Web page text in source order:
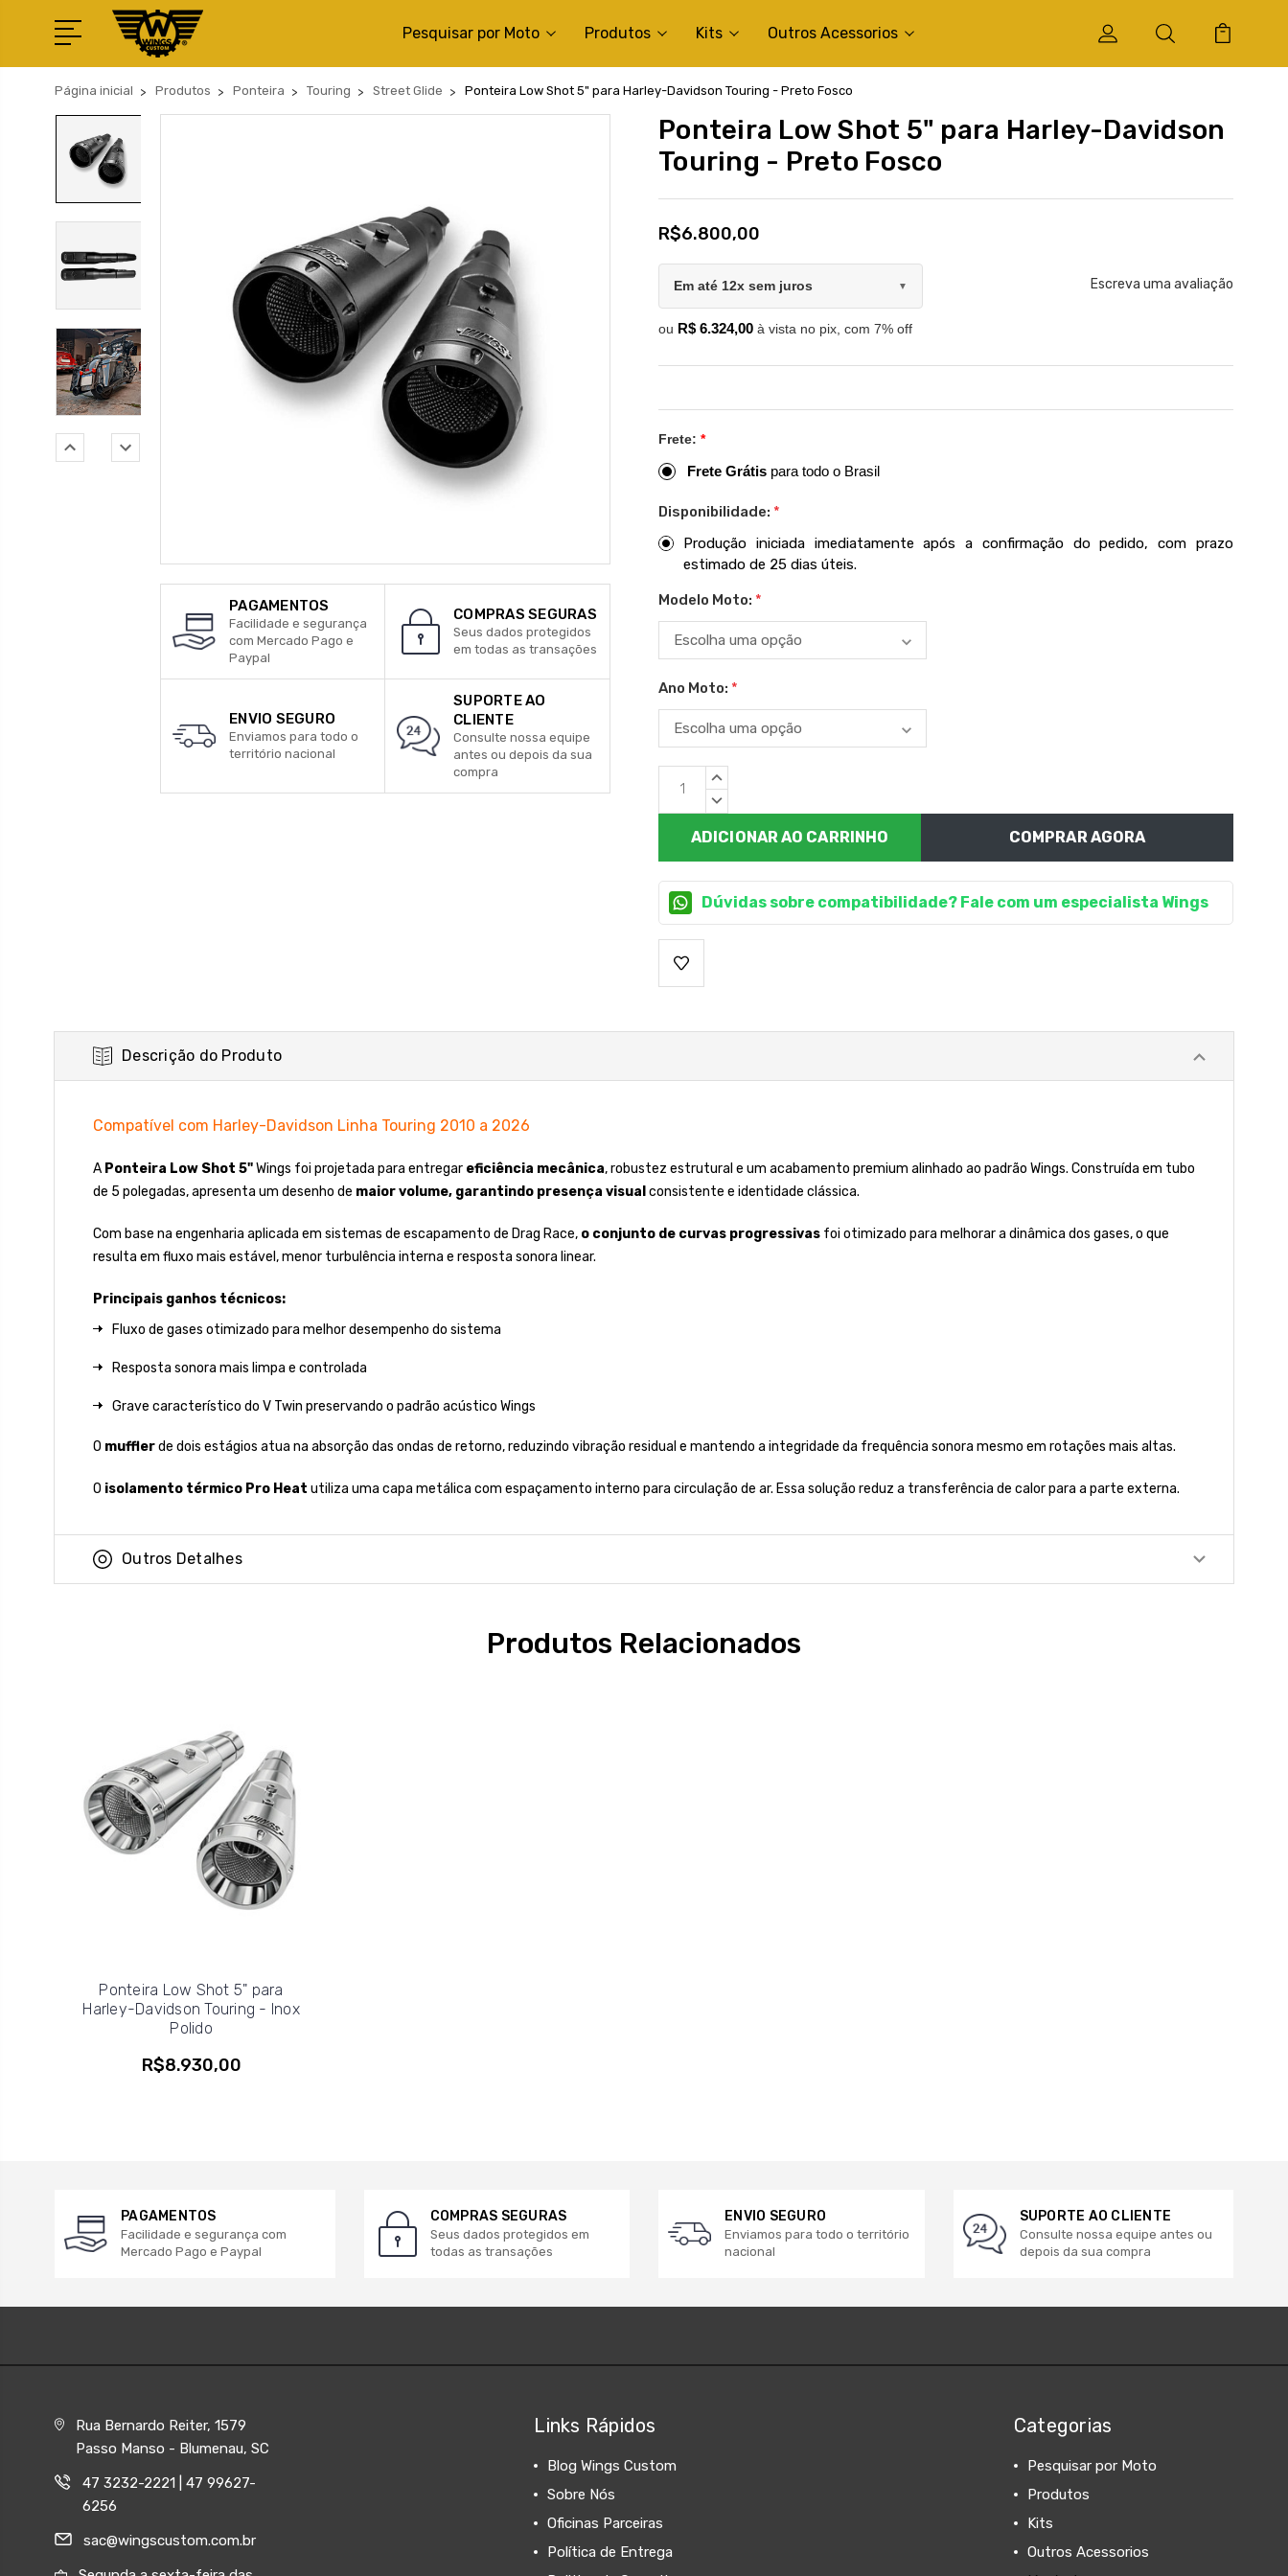
Pesquisar por Moto Produtos Kits Outros Acessorios
Página inicial Produtos Ponteira Touring Street Glide Ponteira Low Shot 5" para Harley-Davidson Touring - Preto Fosco
PAGAMENTOS
Facilidade e segurança
com Mercado Pago e
Paypal
COMPRAS SEGURAS
Seus dados protegidos
em todas as transações
ENVIO SEGURO
Enviamos para todo o
território nacional
SUPORTE AO
CLIENTE
Consulte nossa equipe
antes ou depois da sua
compra
Ponteira Low Shot 5" para Harley-Davidson
Touring - Preto Fosco
R$6.800,00
Em até 12x sem juros ▼
ou R$ 6.324,00 à vista no pix, com 7% off
Escreva uma avaliação
Frete: *
Frete Grátis para todo o Brasil
Disponibilidade: *
Produção iniciada imediatamente após a confirmação do pedido, com prazo
estimado de 25 dias úteis.
Modelo Moto: *
Ano Moto: *
Estoque
atual:
QUANTIDADE
QUANTIDADE
COMPRAR AGORA
Dúvidas sobre compatibilidade? Fale com um especialista Wings
Descrição do Produto
Compatível com Harley-Davidson Linha Touring 2010 a 2026
A Ponteira Low Shot 5"Wings foi projetada para entregar eficiência mecânica, robustez estrutural e um acabamento premium alinhado ao padrão Wings. Construída em tubo
de 5 polegadas, apresenta um desenho de maior volume, garantindo presença visual consistente e identidade clássica.
Com base na engenharia aplicada em sistemas de escapamento de Drag Race, o conjunto de curvas progressivas foi otimizado para melhorar a dinâmica dos gases, o que
resulta em fluxo mais estável, menor turbulência interna e resposta sonora linear.
Principais ganhos técnicos:
Fluxo de gases otimizado para melhor desempenho do sistema
Resposta sonora mais limpa e controlada
Grave característico do V Twin preservando o padrão acústico Wings
O mufflerde dois estágios atua na absorção das ondas de retorno, reduzindo vibração residual e mantendo a integridade da frequência sonora mesmo em rotações mais altas.
O isolamento térmico Pro Heat utiliza uma capa metálica com espaçamento interno para circulação de ar. Essa solução reduz a transferência de calor para a parte externa.
Outros Detalhes
Produtos Relacionados
Ponteira Low Shot 5" para
Harley-Davidson Touring - Inox
Polido
R$8.930,00
PAGAMENTOS
Facilidade e segurança com
Mercado Pago e Paypal
COMPRAS SEGURAS
Seus dados protegidos em
todas as transações
ENVIO SEGURO
Enviamos para todo o território
nacional
SUPORTE AO CLIENTE
Consulte nossa equipe antes ou
depois da sua compra
Rua Bernardo Reiter, 1579
Passo Manso - Blumenau, SC
47 3232-2221 | 47 99627-
6256
sac@wingscustom.com.br
Links Rápidos
Blog Wings Custom
Sobre Nós
Oficinas Parceiras
Política de Entrega
Categorias
Pesquisar por Moto
Produtos
Kits
Outros Acessorios